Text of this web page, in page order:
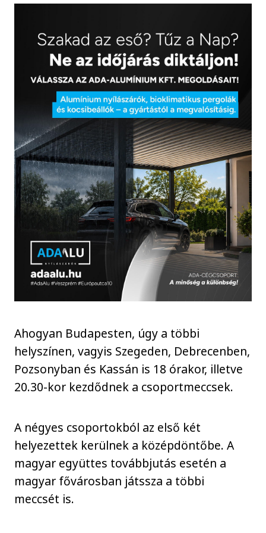
Ahogyan Budapesten, úgy a többi
helyszínen, vagyis Szegeden, Debrecenben,
Pozsonyban és Kassán is 18 órakor, illetve
20.30-kor kezdődnek a csoportmeccsek.
A négyes csoportokból az első két
helyezettek kerülnek a középdöntőbe. A
magyar együttes továbbjutás esetén a
magyar fővárosban játssza a többi
meccsét is.